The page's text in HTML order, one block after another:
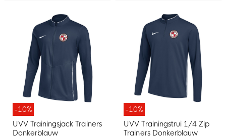
-10%
UVV Trainingsjack Trainers
Donkerblauw
-10%
UVV Trainingstrui 1/4 Zip
Trainers Donkerblauw